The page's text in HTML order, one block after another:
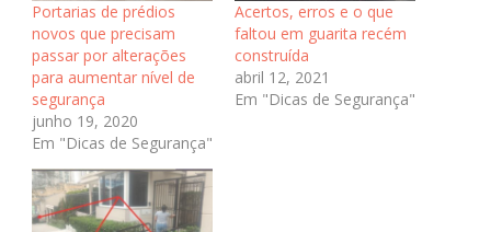
Portarias de prédios
novos que precisam
passar por alterações
para aumentar nível de
segurança
junho 19, 2020
Em "Dicas de Segurança"
Acertos, erros e o que
faltou em guarita recém
construída
abril 12, 2021
Em "Dicas de Segurança"